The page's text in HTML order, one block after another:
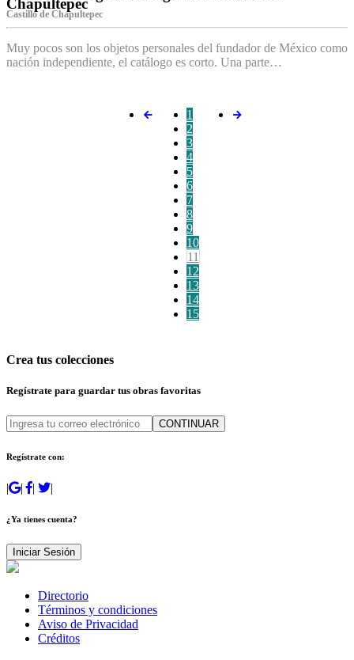
Chapultepec
Castillo de Chapultepec
Muy pocos son los objetos personales del fundador de México como
nación independiente, el catálogo es corto. Una parte…
1
2
3
4
5
6
7
8
9
10
11
12
13
14
15
Crea tus colecciones
Regístrate para guardar tus obras favoritas
CONTINUAR
Regístrate con:
| | | |
¿Ya tienes cuenta?
Iniciar Sesión
Directorio
Términos y condiciones
Aviso de Privacidad
Créditos